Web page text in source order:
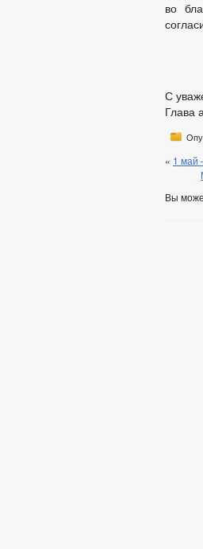
во
С
Глава
« 1 май
Вы